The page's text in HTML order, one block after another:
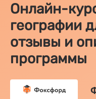
Онлайн-
географии
отзывы и
программы